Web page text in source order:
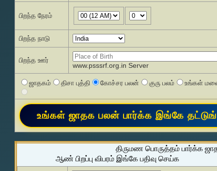
பிறந்த நேரம்
பிறந்த நாடு
பிறந்த ஊர்
www.psssrf.org.in Server
ஜாதகம் திசா புத்தி கோச்சர பலன் குரு பலம் உங்கள்
திருமண பொருத்தம் பார்க்க
ஆண் பிறப்பு விபரம் இங்கே பதிவு செய்க